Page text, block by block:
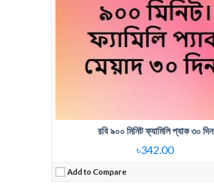
রবি ৯০০ মিনিট ফ্যামিলি প্যাক ৩০ দিন
৳342.00
Add to Compare